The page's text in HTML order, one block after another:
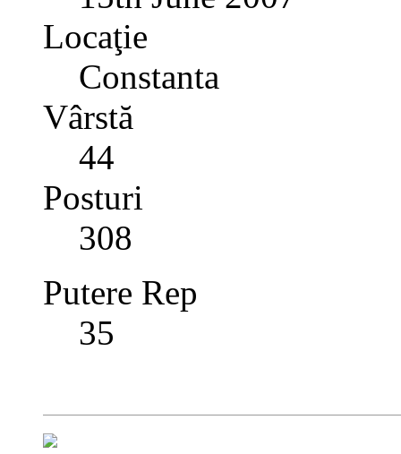
Locaţie
Constanta
Vârstă
44
Posturi
308
Putere Rep
35